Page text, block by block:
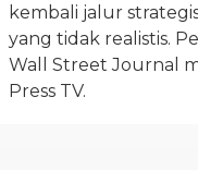
kembali jalur
yang tidak realistis.
Wall Street Journal
Press TV.